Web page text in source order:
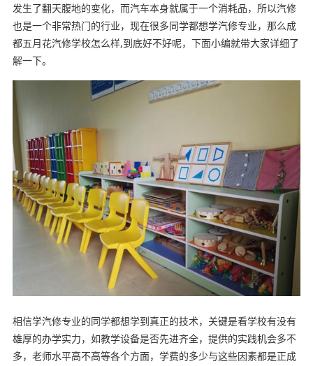
发生了翻天腹地的变化，而汽车本身就属于一个消耗品，所以汽修
也是一个非常热门的行业，现在很多同学都想学汽修专业，那么成
都五月花汽修学校怎么样,到底好不好呢，下面小编就带大家详细了
解一下。
相信学汽修专业的同学都想学到真正的技术，关键是看学校有没有
雄厚的办学实力，如教学设备是否先进齐全，提供的实践机会多不
多，老师水平高不高等各个方面，学费的多少与这些因素都是正成